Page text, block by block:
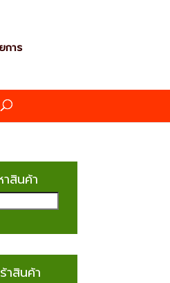
การ
สินค้า
าสินค้า